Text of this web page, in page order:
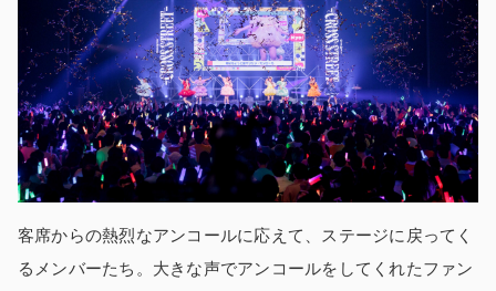
客席からの熱烈なアンコールに応えて、ステージに戻ってく
るメンバーたち。大きな声でアンコールをしてくれたファン